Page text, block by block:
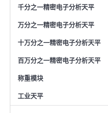
千分之一精密电子分析天平
万分之一精密电子分析天平
十万分之一精密电子分析天平
百万分之一精密电子分析天平
称重模块
工业天平